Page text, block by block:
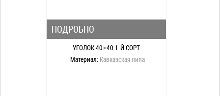
ПОДРОБНО
УГОЛОК 40×40 1-Й СОРТ
Материал: Кавказская липа